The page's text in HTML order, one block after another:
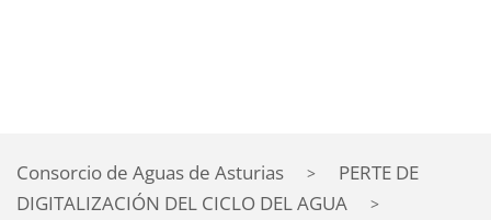
Consorcio de Aguas de Asturias >
PERTE DE
DIGITALIZACIÓN DEL CICLO DEL AGUA
>